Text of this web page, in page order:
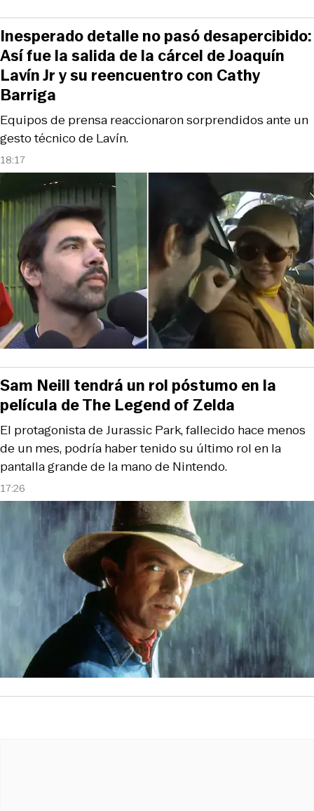
18:17
Equipos de prensa reaccionaron sorprendidos ante un
gesto técnico de Lavín.
Inesperado detalle no pasó desapercibido:
Así fue la salida de la cárcel de Joaquín
Lavín Jr y su reencuentro con Cathy
Barriga
17:26
El protagonista de Jurassic Park, fallecido hace menos
de un mes, podría haber tenido su último rol en la
pantalla grande de la mano de Nintendo.
Sam Neill tendrá un rol póstumo en la
película de The Legend of Zelda